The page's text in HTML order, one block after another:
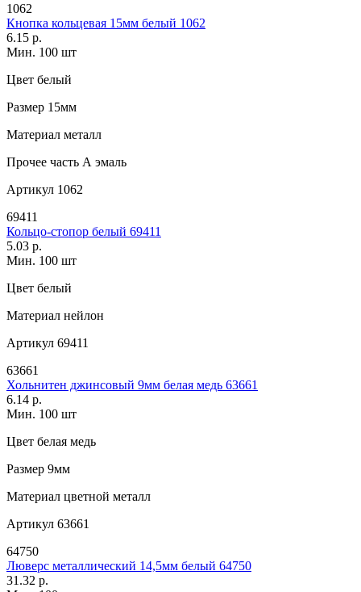
1062
Кнопка кольцевая 15мм белый 1062
6.15 р.
Мин. 100 шт
Цвет белый
Размер 15мм
Материал металл
Прочее часть А эмаль
Артикул 1062
69411
Кольцо-стопор белый 69411
5.03 р.
Мин. 100 шт
Цвет белый
Материал нейлон
Артикул 69411
63661
Хольнитен джинсовый 9мм белая медь 63661
6.14 р.
Мин. 100 шт
Цвет белая медь
Размер 9мм
Материал цветной металл
Артикул 63661
64750
Люверс металлический 14,5мм белый 64750
31.32 р.